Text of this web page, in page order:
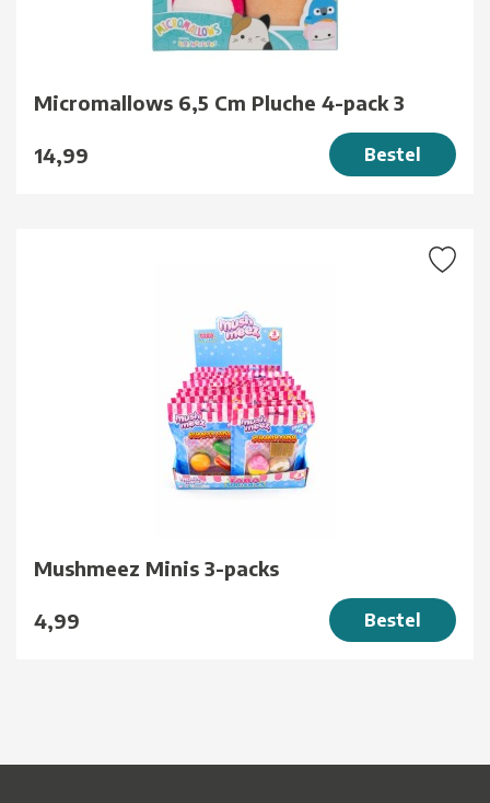
Micromallows 6,5 Cm Pluche 4-pack 3
14,99 Bestel
Mushmeez Minis 3-packs
4,99 Bestel